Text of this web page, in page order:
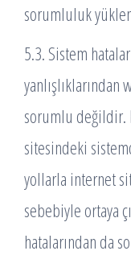
sorumluluk
5.3. Sistem
sorumlu değildir.
sitesindeki
yollarla internet
sebebiyle ortaya
hatalarından da